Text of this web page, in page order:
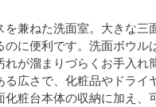
を兼ねた洗面室。大きな三
のに便利です。洗面ボウル
れが溜まりづらくお手入れ
る広さで、化粧品やドライ
化粧台本体の収納に加え、